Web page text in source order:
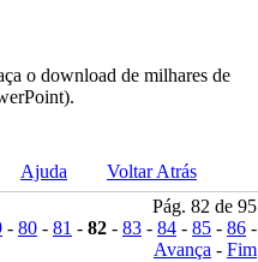
o download de milhares de
Ajuda
Voltar Atrás
Pág. 82 de 95
- 80 - 81 - 82 - 83 - 84 - 85 - 86 -
Avança - Fim